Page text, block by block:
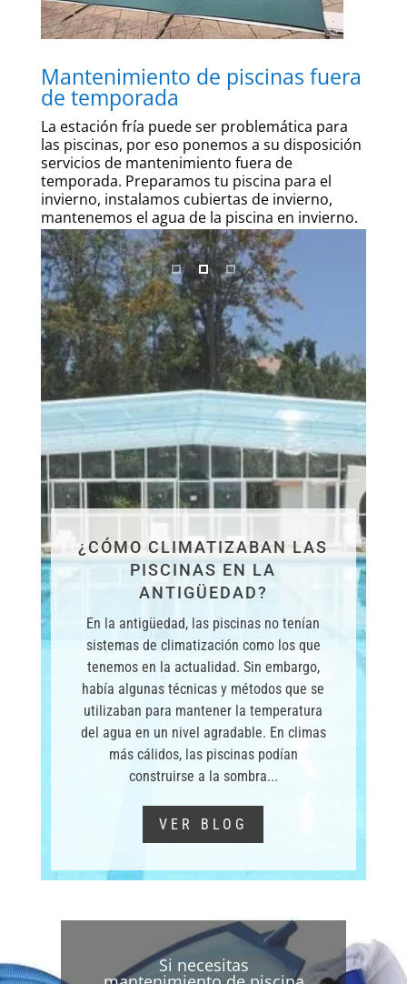
Mantenimiento de piscinas fuera
de temporada
La estación fría puede ser problemática para
las piscinas, por eso ponemos a su disposición
servicios de mantenimiento fuera de
temporada. Preparamos tu piscina para el
invierno, instalamos cubiertas de invierno,
mantenemos el agua de la piscina en invierno.
¿CUÁNTO DURA LA
CONSTRUCCIÓN DE UNA
PISCINA?
La duración de la construcción de una
piscina puede variar considerablemente
dependiendo de varios factores, como el
tamaño y diseño de la piscina, el tipo de
construcción, el acceso al sitio, las
condiciones del terreno y el clima. En
general, el proceso de construcción de
VER BLOG
Si necesitas